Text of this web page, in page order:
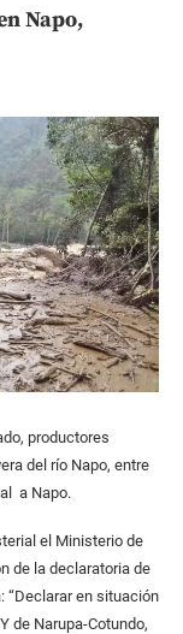
Napo,
productores
del río Napo, entre
a Napo.
el Ministerio de
de la declaratoria de
“Declarar en situación
de Narupa-Cotundo,